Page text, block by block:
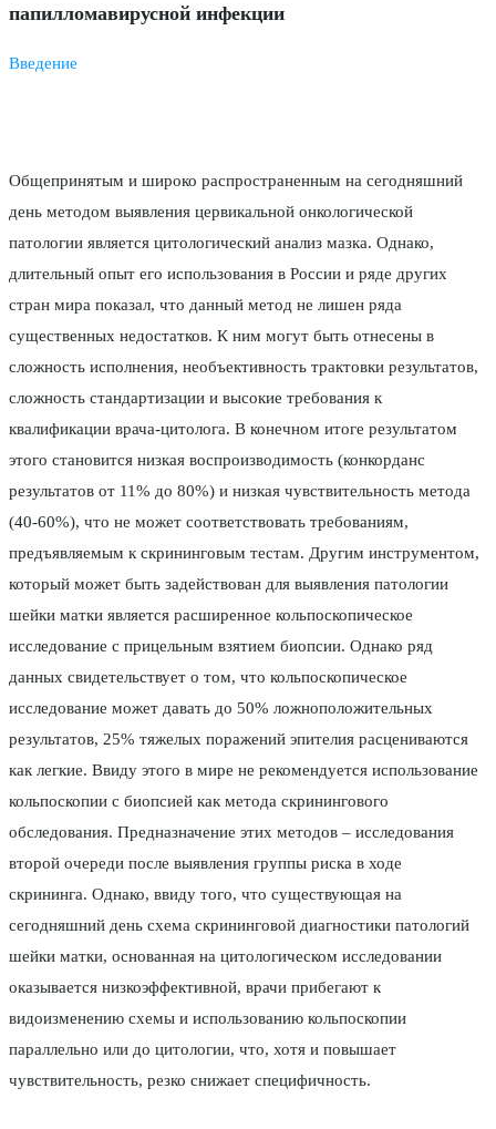
папилломавирусной инфекции
Введение
Общепринятым и широко распространенным на сегодняшний
день методом выявления цервикальной онкологической
патологии является цитологический анализ мазка. Однако,
длительный опыт его использования в России и ряде других
стран мира показал, что данный метод не лишен ряда
существенных недостатков. К ним могут быть отнесены в
сложность исполнения, необъективность трактовки результатов,
сложность стандартизации и высокие требования к
квалификации врача-цитолога. В конечном итоге результатом
этого становится низкая воспроизводимость (конкорданс
результатов от 11% до 80%) и низкая чувствительность метода
(40-60%), что не может соответствовать требованиям,
предъявляемым к скрининговым тестам. Другим инструментом,
который может быть задействован для выявления патологии
шейки матки является расширенное кольпоскопическое
исследование с прицельным взятием биопсии. Однако ряд
данных свидетельствует о том, что кольпоскопическое
исследование может давать до 50% ложноположительных
результатов, 25% тяжелых поражений эпителия расцениваются
как легкие. Ввиду этого в мире не рекомендуется использование
кольпоскопии с биопсией как метода скринингового
обследования. Предназначение этих методов ­– исследования
второй очереди после выявления группы риска в ходе
скрининга. Однако, ввиду того, что существующая на
сегодняшний день схема скрининговой диагностики патологий
шейки матки, основанная на цитологическом исследовании
оказывается низкоэффективной, врачи прибегают к
видоизменению схемы и использованию кольпоскопии
параллельно или до цитологии, что, хотя и повышает
чувствительность, резко снижает специфичность.